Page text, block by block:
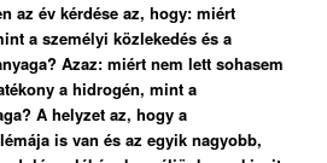
az év kérdése az, hogy: miért
a személyi közlekedés és a
Azaz: miért nem lett sohasem
a hidrogén, mint a
A helyzet az, hogy a
is van és az egyik nagyobb,